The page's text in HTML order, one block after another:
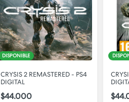
DISPONIBLE
CRYSIS 2 REMASTERED - PS4
DIGITAL
$44.000